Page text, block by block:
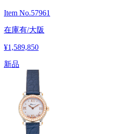
Item No.57961
在庫有/大阪
¥1,589,850
新品